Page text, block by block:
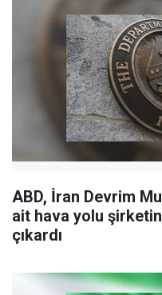
ABD, İran Devrim
ait hava yolu
çıkardı